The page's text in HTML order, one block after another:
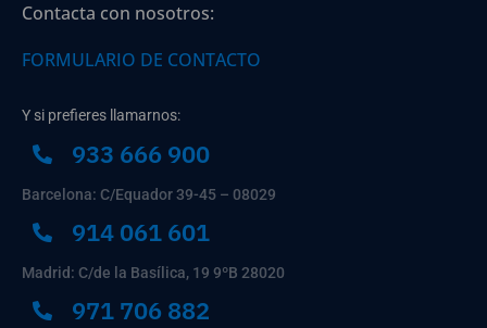
Contacta con nosotros:
FORMULARIO DE CONTACTO
Y si prefieres llamarnos:
933 666 900
Barcelona: C/Equador 39-45 – 08029
914 061 601
Madrid: C/de la Basílica, 19 9ºB 28020
971 706 882